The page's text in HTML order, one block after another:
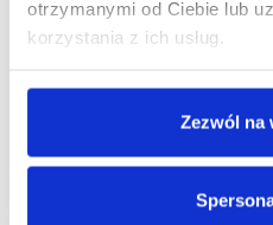
otrzymanymi od Ciebie lub
korzystania z ich usług.
Zezwól na
zamówienia.
W przypadku wyboru przez
przelewem, płatności
autoryzacji płatności.